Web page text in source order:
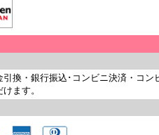
換・銀行振込･コンビニ決済・コン
ます。